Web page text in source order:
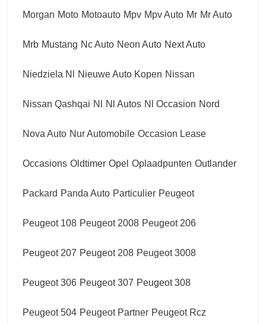
Morgan Moto Motoauto Mpv Mpv Auto Mr Mr Auto
Mrb Mustang Nc Auto Neon Auto Next Auto
Niedziela Nl Nieuwe Auto Kopen Nissan
Nissan Qashqai Nl Nl Autos Nl Occasion Nord
Nova Auto Nur Automobile Occasion Lease
Occasions Oldtimer Opel Oplaadpunten Outlander
Packard Panda Auto Particulier Peugeot
Peugeot 108 Peugeot 2008 Peugeot 206
Peugeot 207 Peugeot 208 Peugeot 3008
Peugeot 306 Peugeot 307 Peugeot 308
Peugeot 504 Peugeot Partner Peugeot Rcz